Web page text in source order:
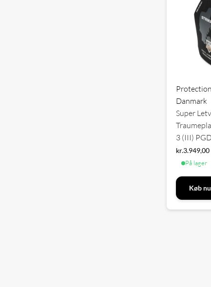
Danmark
Super
3 (III)
kr.3.949,00
På lager
Køb nu